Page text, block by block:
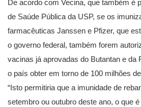
De acordo com Vecina, que também é
de Saúde Pública da USP, se os
farmacêuticas Janssen e Pfizer, que
o governo federal, também forem
vacinas já aprovadas do Butantan e da
o país obter em torno de 100 milhões
“Isto permitiria que a imunidade de
setembro ou outubro deste ano, o que